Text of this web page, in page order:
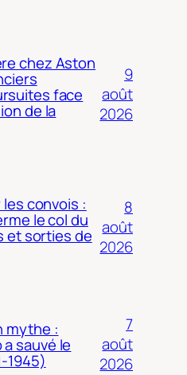
chez Aston
face
de la
9
août
2026
convois :
le col du
et sorties de
8
août
2026
mythe :
sauvé le
1945)
7
août
2026